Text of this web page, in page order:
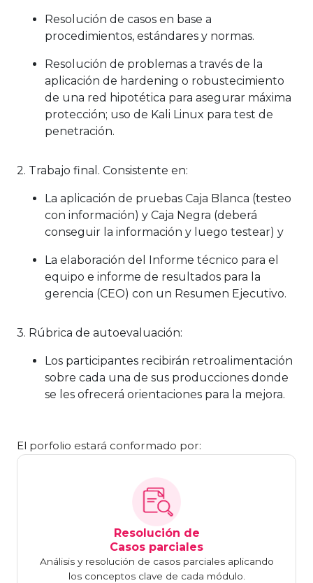
Resolución de casos en base a
procedimientos, estándares y normas.
Resolución de problemas a través de la
aplicación de hardening o robustecimiento
de una red hipotética para asegurar máxima
protección; uso de Kali Linux para test de
penetración.
2. Trabajo final. Consistente en:
La aplicación de pruebas Caja Blanca (testeo
con información) y Caja Negra (deberá
conseguir la información y luego testear) y
La elaboración del Informe técnico para el
equipo e informe de resultados para la
gerencia (CEO) con un Resumen Ejecutivo.
3. Rúbrica de autoevaluación:
Los participantes recibirán retroalimentación
sobre cada una de sus producciones donde
se les ofrecerá orientaciones para la mejora.
El porfolio estará conformado por:
Resolución de
Casos parciales
Análisis y resolución de casos parciales aplicando
los conceptos clave de cada módulo.